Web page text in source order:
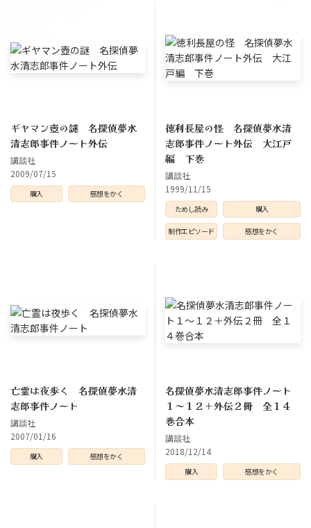
ギヤマン壺の謎 名探偵夢水
清志郎事件ノート外伝
講談社
2009/07/15
購入 感想をかく
徳利長屋の怪 名探偵夢水清
志郎事件ノート外伝 大江戸
編 下巻
講談社
1999/11/15
ためし読み 購入
制作エピソード 感想をかく
亡霊は夜歩く 名探偵夢水清
志郎事件ノート
講談社
2007/01/16
購入 感想をかく
名探偵夢水清志郎事件ノート
１～１２＋外伝２冊 全１４
巻合本
講談社
2018/12/14
購入 感想をかく